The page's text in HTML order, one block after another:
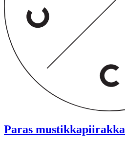
Paras mustikkapiirakka